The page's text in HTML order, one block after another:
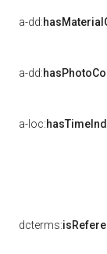
a-dd:
a-dd:
a-loc:
dcterms: